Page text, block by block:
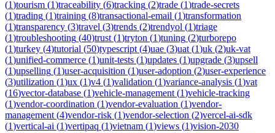
(1)tourism (1)traceability (6)tracking (2)trade (1)trade-secrets
(1)trading (1)training (8)transactional-email (1)transformation
(1)transparency (3)travel (3)trends (2)trendyol (1)triage
(1)troubleshooting (40)trust (1)tryton (1)tuning (2)turborepo
(1)turkey (4)tutorial (50)typescript (4)uae (3)uat (1)uk (2)uk-vat
(1)unified-commerce (1)unit-tests (1)updates (1)upgrade (3)upsell
(1)upselling (1)user-acquisition (1)user-adoption (2)user-experience
(3)utilization (1)ux (1)v4 (1)validation (1)variance-analysis (1)vat
(16)vector-database (1)vehicle-management (1)vehicle-tracking
(1)vendor-coordination (1)vendor-evaluation (1)vendor-
management (4)vendor-risk (1)vendor-selection (2)vercel-ai-sdk
(1)vertical-ai (1)vertipaq (1)vietnam (1)views (1)vision-2030